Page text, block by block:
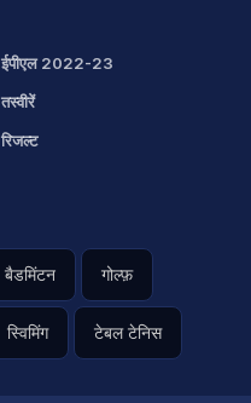
ईपीएल 2022-23
तस्वीरें
रिजल्ट
बैडमिंटन गोल्फ़
स्विमिंग टेबल टेनिस